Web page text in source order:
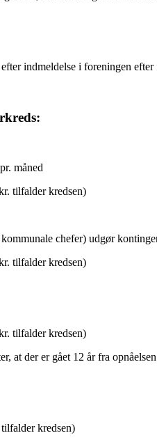
indmeldelse i foreningen efter
måned
tilfalder kredsen)
chefer) udgør
tilfalder kredsen)
tilfalder kredsen)
at der er gået 12 år fra
kredsen)